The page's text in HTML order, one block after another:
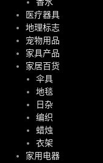
医疗器具
地理标志
宠物用品
家具产品
家居百货
伞具
地毯
日杂
编织
蜡烛
衣架
家用电器